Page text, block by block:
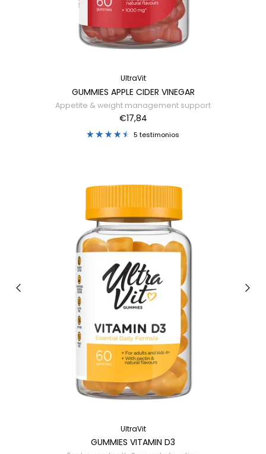
UltraVit
GUMMIES APPLE CIDER VINEGAR
Appetite & weight management support
€17,84
5 testimonios
UltraVit
GUMMIES VITAMIN D3